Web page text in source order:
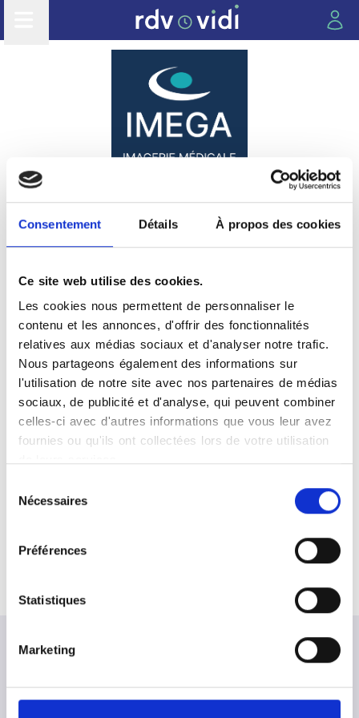
Consentement Détails À propos des cookies
Ce site web utilise des cookies.
Les cookies nous permettent de personnaliser le
contenu et les annonces, d'offrir des fonctionnalités
relatives aux médias sociaux et d'analyser notre trafic.
Nous partageons également des informations sur
l'utilisation de notre site avec nos partenaires de médias
sociaux, de publicité et d'analyse, qui peuvent combiner
celles-ci avec d'autres informations que vous leur avez
fournies ou qu'ils ont collectées lors de votre utilisation
Nécessaires
Préférences
Statistiques
Marketing
IMEGA
Les cabinets du groupe
Retrouvez ci-dessous nos 2 centres de radiologie :
CHAM
658C, rue des Bourgoins
45207AMILLY